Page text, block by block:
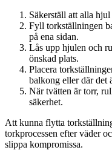
Säkerställ att alla
Fyll torkställningen
på ena sidan.
Lås upp hjulen och
önskad plats.
Placera
balkong eller där det
När tvätten är torr,
säkerhet.
Att kunna flytta
torkprocessen efter väder
slippa kompromissa.